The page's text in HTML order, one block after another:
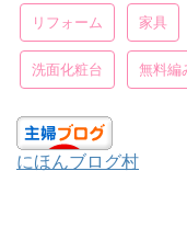
リフォーム 家具
洗面化粧台 無料編
にほんブログ村